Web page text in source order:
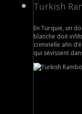
Turkish
En Turquie, un
blanche doit
criminelle afin
qui sévissent